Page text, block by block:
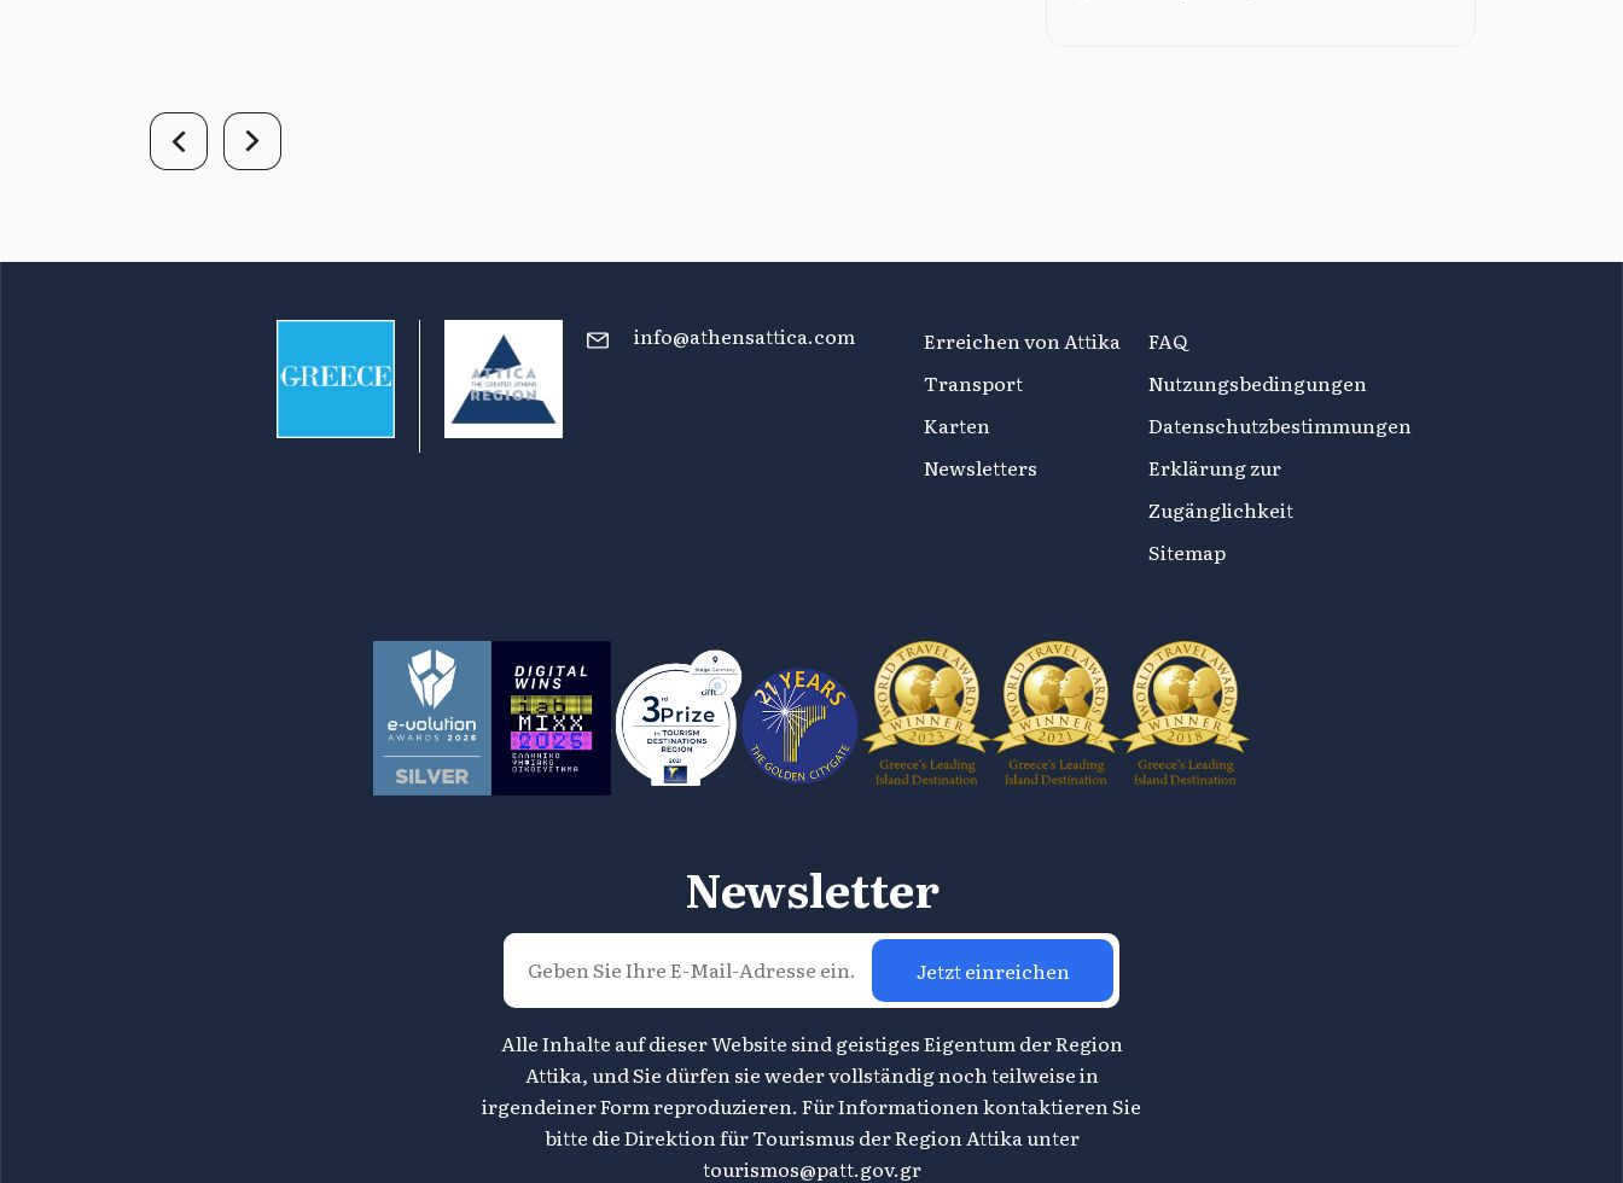
info@athensattica.com
Erreichen von Attika
Transport
Karten
Newsletters
FAQ
Nutzungsbedingungen
Datenschutzbestimmungen
Erklärung zur
Zugänglichkeit
Sitemap
Newsletter
Jetzt einreichen
Alle Inhalte auf dieser Website sind geistiges Eigentum der Region
Attika, und Sie dürfen sie weder vollständig noch teilweise in
irgendeiner Form reproduzieren. Für Informationen kontaktieren Sie
bitte die Direktion für Tourismus der Region Attika unter
tourismos@patt.gov.gr